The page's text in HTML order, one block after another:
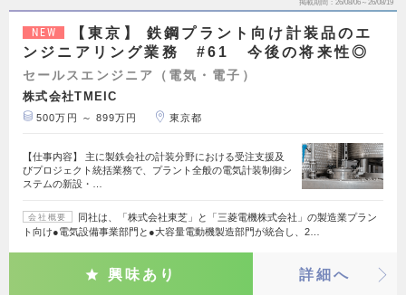
掲載期間 26/08/06～26/08/19
NEW
【東京】 鉄鋼プラント向け計装品のエ
ンジニアリング業務 #61 今後の将来性◎
セールスエンジニア（電気・電子）
株式会社TMEIC
500万円 ～ 899万円 東京都
【仕事内容】 主に製鉄会社の計装分野における受注支援及
びプロジェクト統括業務で、プラント全般の電気計装制御シ
ステムの新設・…
会社概要
同社は、「株式会社東芝」と「三菱電機株式会社」の製造業プラン
ト向け●電気設備事業部門と●大容量電動機製造部門が統合し、2…
興味あり 詳細へ